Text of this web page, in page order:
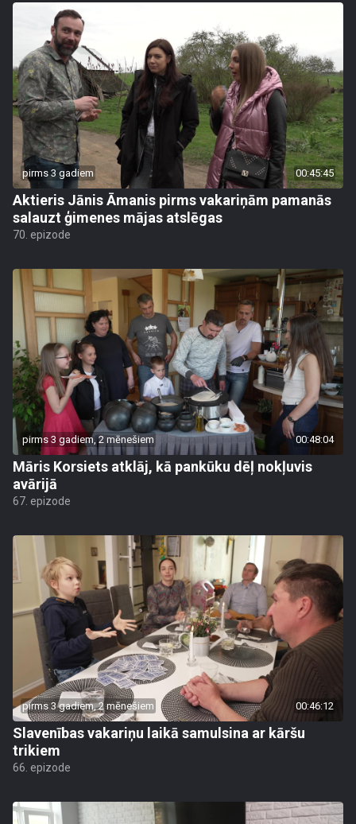
pirms 3 gadiem 00:45:45
Aktieris Jānis Āmanis pirms vakariņām pamanās
salauzt ģimenes mājas atslēgas
70. epizode
pirms 3 gadiem, 2 mēnešiem 00:48:04
Māris Korsiets atklāj, kā pankūku dēļ nokļuvis
avārijā
67. epizode
pirms 3 gadiem, 2 mēnešiem 00:46:12
Slavenības vakariņu laikā samulsina ar kāršu
trikiem
66. epizode